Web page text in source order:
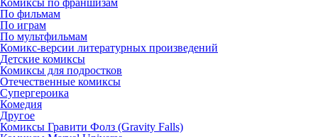
По фильмам
По играм
По мультфильмам
Комикс-версии литературных произведений
Детские комиксы
Комиксы для подростков
Отечественные комиксы
Супергероика
Комедия
Другое
Комиксы Гравити Фолз (Gravity Falls)